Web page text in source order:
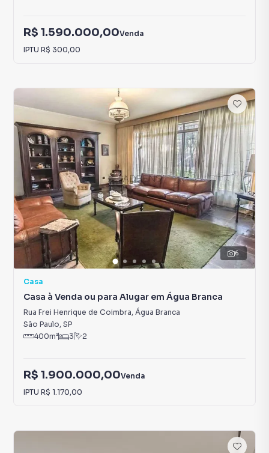
R$ 1.590.000,00Venda
IPTU R$ 300,00
6
Casa
Casa à Venda ou para Alugar em Água Branca
Rua Frei Henrique de Coimbra, Água Branca
São Paulo, SP
400m² 3 2
R$ 1.900.000,00Venda
IPTU R$ 1.170,00